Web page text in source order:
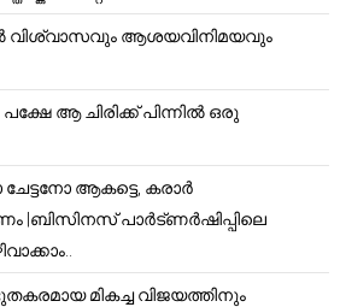
വിശ്വാസവും ആശയവിനിമയവും
ആ ചിരിക്ക് പിന്നിൽ ഒരു
ആകട്ടെ, കരാർ
|ബിസിനസ് പാർട്ണർഷിപ്പിലെ
മികച്ച വിജയത്തിനും